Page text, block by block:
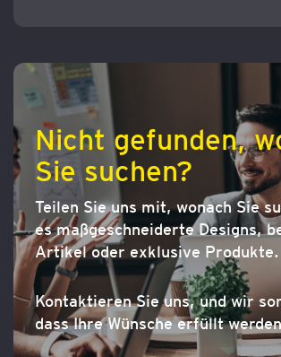
Nicht gefunden,
Sie suchen?
Teilen Sie uns mit, wonach Sie
es maßgeschneiderte Designs,
Artikel oder exklusive Produkte.
Kontaktieren Sie uns, und wir
dass Ihre Wünsche erfüllt